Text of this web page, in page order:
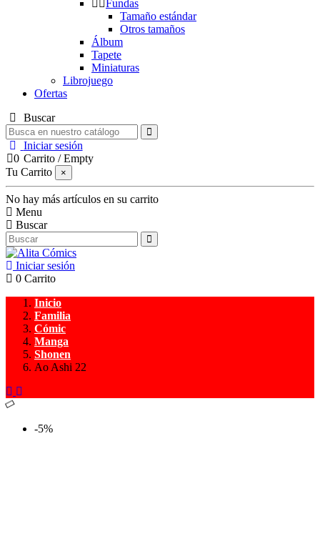
Fundas
Tamaño estándar
Otros tamaños
Álbum
Tapete
Miniaturas
Librojuego
Ofertas
Buscar
Iniciar sesión
0 Carrito /Empty
Tu Carrito
×
No hay más artículos en su carrito
Menu
Buscar
Iniciar sesión
0 Carrito
Inicio
Familia
Cómic
Manga
Shonen
Ao Ashi 22
-5%